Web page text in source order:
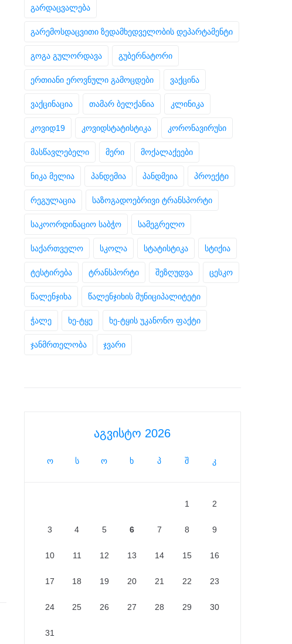
გარდაცვალება
გარემოსდაცვითი ზედამხედველობის დეპარტამენტი
გოგა გულორდავა გუბერნატორი
ერთიანი ეროვნული გამოცდები ვაქცინა
ვაქცინაცია თამარ ბელქანია კლინიკა
კოვიდ19 კოვიდსტატისტიკა კორონავირუსი
მასწავლებელი მერი მოქალაქეები
ნიკა მელია პანდემია პანდმეია პროექტი
რეგულაცია საზოგადოებრივი ტრანსპორტი
საკოორდინაციო საბჭო სამეგრელო
საქართველო სკოლა სტატისტიკა სტიქია
ტესტირება ტრანსპორტი შეზღუდვა ცესკო
წალენჯიხა წალენჯიხის მუნიციპალიტეტი
ჭალე ხე-ტყე ხე-ტყის უკანონო ფაქტი
ჯანმრთელობა ჯვარი
აგვისტო 2026
ო ს ო ხ პ შ კ
1 2
3 4 5 6 7 8 9
10 11 12 13 14 15 16
17 18 19 20 21 22 23
24 25 26 27 28 29 30
31